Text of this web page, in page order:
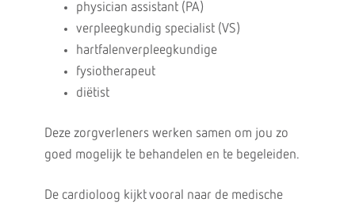
physician assistant (PA)
verpleegkundig specialist (VS)
hartfalenverpleegkundige
fysiotherapeut
diëtist
Deze zorgverleners werken samen om jou zo
goed mogelijk te behandelen en te begeleiden.
De cardioloog kijkt vooral naar de medische